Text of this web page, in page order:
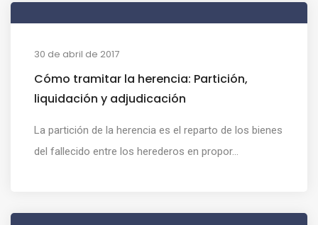
30 de abril de 2017
Cómo tramitar la herencia: Partición,
liquidación y adjudicación
La partición de la herencia es el reparto de los bienes
del fallecido entre los herederos en propor...